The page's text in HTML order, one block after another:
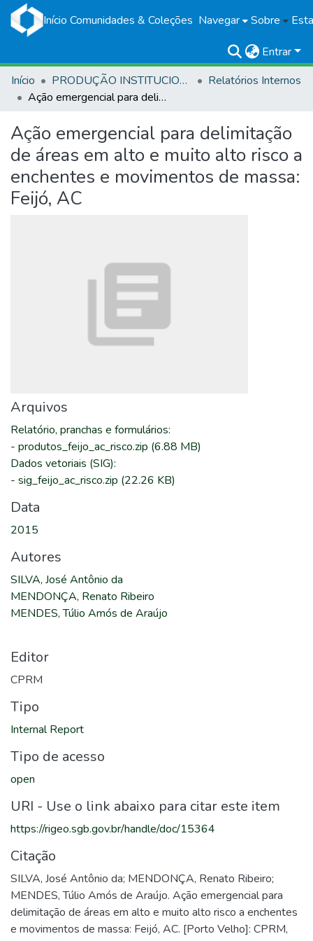
Início Comunidades & Coleções Navegar Sobre
Entrar
Início
PRODUÇÃO INSTITUCIONAL
Relatórios Internos
Ação emergencial para delimitação de áreas em alto e muito alto risco a enchentes e movimentos de massa: Feijó, AC
Ação emergencial para delimitação
de áreas em alto e muito alto risco a
enchentes e movimentos de massa:
Feijó, AC
Arquivos
Relatório, pranchas e formulários:
- produtos_feijo_ac_risco.zip (6.88 MB)
Dados vetoriais (SIG):
- sig_feijo_ac_risco.zip (22.26 KB)
Data
2015
Autores
SILVA, José Antônio da
MENDONÇA, Renato Ribeiro
MENDES, Túlio Amós de Araújo
Editor
CPRM
Tipo
Internal Report
Tipo de acesso
open
URI - Use o link abaixo para citar este item
https://rigeo.sgb.gov.br/handle/doc/15364
Citação
SILVA, José Antônio da; MENDONÇA, Renato Ribeiro;
MENDES, Túlio Amós de Araújo. Ação emergencial para
delimitação de áreas em alto e muito alto risco a enchentes
e movimentos de massa: Feijó, AC. [Porto Velho]: CPRM,